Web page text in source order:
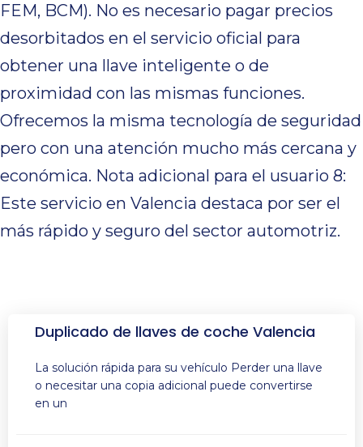
FEM, BCM). No es necesario pagar precios
desorbitados en el servicio oficial para
obtener una llave inteligente o de
proximidad con las mismas funciones.
Ofrecemos la misma tecnología de seguridad
pero con una atención mucho más cercana y
económica. Nota adicional para el usuario 8:
Este servicio en Valencia destaca por ser el
más rápido y seguro del sector automotriz.
Duplicado de llaves de coche Valencia
La solución rápida para su vehículo Perder una llave
o necesitar una copia adicional puede convertirse
en un